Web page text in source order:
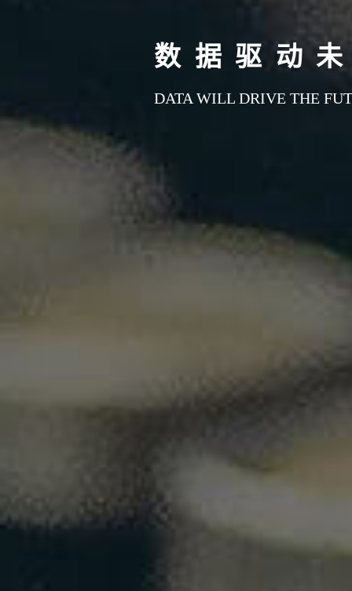
数据驱动未
DATA WILL DRIVE THE